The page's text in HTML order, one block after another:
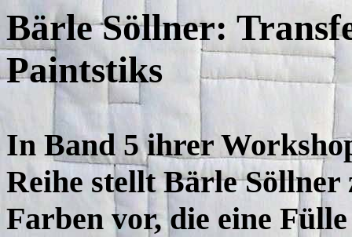
Bärle Söllner:
Paintstiks
In Band 5 ihrer
Reihe stellt Bärle Söllner
Farben vor, die eine